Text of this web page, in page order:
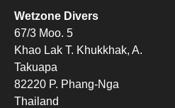
Wetzone Divers
67/3 Moo. 5
Khao Lak T. Khukkhak, A.
Takuapa
82220 P. Phang-Nga
Thailand